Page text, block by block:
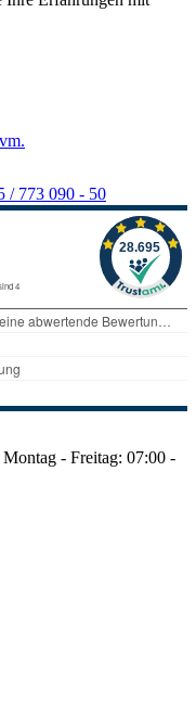
/ 773 090 - 50
Montag - Freitag: 07:00 -